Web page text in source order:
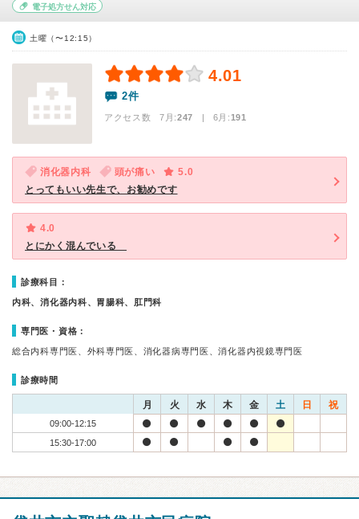
電子処方せん対応
土曜（〜12:15）
4.01
2件
アクセス数 7月:247 | 6月:191
消化器内科 頭が痛い
5.0
とってもいい先生で、お勧めです
4.0
とにかく混んでいる
診療科目：
内科、消化器内科、胃腸科、肛門科
専門医・資格：
総合内科専門医、外科専門医、消化器病専門医、消化器内視鏡専門医
診療時間
月 火 水 木 金 土 日 祝
09:00-12:15
15:30-17:00